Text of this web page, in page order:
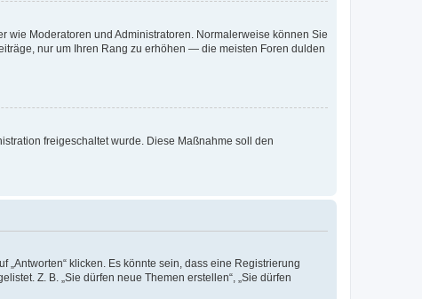
wie Moderatoren und Administratoren. Normalerweise können Sie
nur um Ihren Rang zu erhöhen — die meisten Foren dulden
freigeschaltet wurde. Diese Maßnahme soll den
„Antworten“ klicken. Es könnte sein, dass eine Registrierung
Z. B. „Sie dürfen neue Themen erstellen“, „Sie dürfen